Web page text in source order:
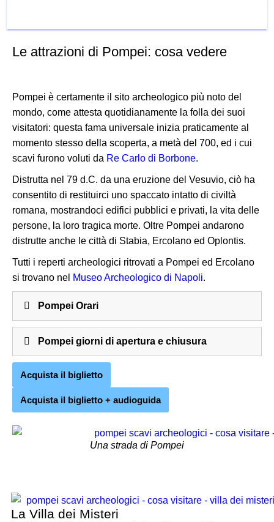
Le attrazioni di Pompei: cosa vedere
Pompei è certamente il sito archeologico più noto del
mondo, come attesta quotidianamente la folla dei suoi
visitatori: questa fama universale inizia praticamente al
momento stesso della scoperta, a metà del 700, ed i cui
scavi furono voluti da Re Carlo di Borbone.
Distrutta nel 79 d.C. da una eruzione del Vesuvio, ciò ha
consentito di restituirci uno spaccato intatto di civiltà
romana, mostrandoci edifici pubblici e privati, la vita delle
persone, la loro tragica morte. Oltre Pompei andarono
distrutte anche le città di Stabia, Ercolano ed Oplontis.
Tutti i reperti archeologici ritrovati a Pompei ed Ercolano
si trovano nel Museo Archeologico di Napoli.
Pompei Orari
Pompei giorni di apertura e chiusura
Acquista il biglietto
Acquista il biglietto + audioguida
Una strada di Pompei
La Villa dei Misteri